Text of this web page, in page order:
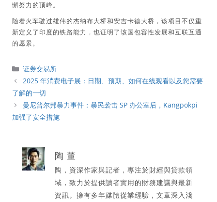
懈努力的顶峰。
随着火车驶过雄伟的杰纳布大桥和安吉卡德大桥，该项目不仅重
新定义了印度的铁路能力，也证明了该国包容性发展和互联互通
的愿景。
分
類
证券交易所
2025 年消费电子展：日期、预期、如何在线观看以及您需要
了解的一切
曼尼普尔邦暴力事件：暴民袭击 SP 办公室后，Kangpokpi
加强了安全措施
陶 董
陶，資深作家與記者，專注於財經與貸款領
域，致力於提供讀者實用的財務建議與最新
資訊。擁有多年媒體從業經驗，文章深入淺